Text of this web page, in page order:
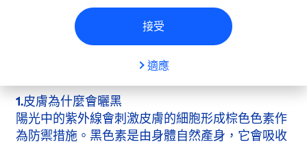
接受
適應
1.皮膚為什麼會曬黑
陽光中的紫外線會刺激皮膚的細胞形成棕色色素作
為防禦措施。黑色素是由身體自然產身，它會吸收